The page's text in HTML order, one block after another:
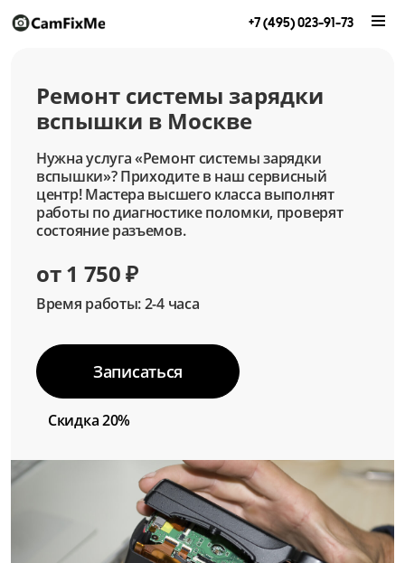
+7 (495) 023-91-73
Ремонт системы зарядки
вспышки в Москве
Нужна услуга «Ремонт системы зарядки
вспышки»? Приходите в наш сервисный
центр! Мастера высшего класса выполнят
работы по диагностике поломки, проверят
состояние разъемов.
от 1 750 ₽
Время работы: 2-4 часа
Записаться
Скидка 20%